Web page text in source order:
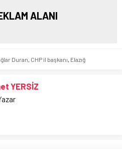
ALANI
Duran, CHP il başkanı, Elazığ
YERSİZ